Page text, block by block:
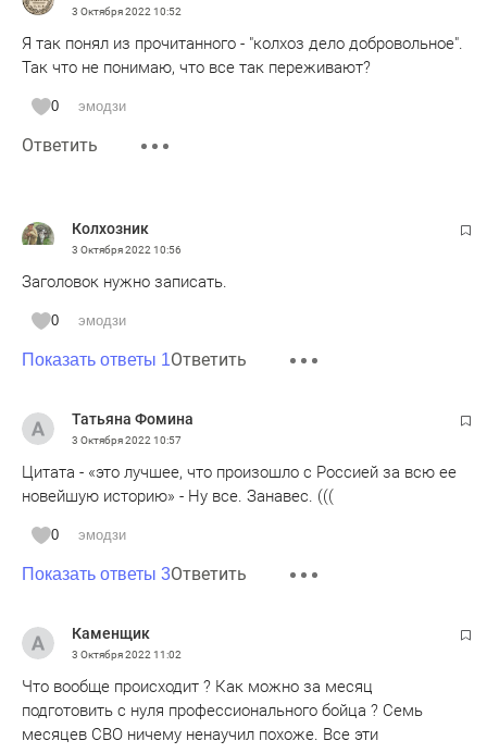
3 Октября 2022 10:52
Я так понял из прочитанного - "колхоз дело добровольное".
Так что не понимаю, что все так переживают?
0 эмодзи
Ответить
Колхозник
3 Октября 2022 10:56
Заголовок нужно записать.
0 эмодзи
Показать ответы 1Ответить
Татьяна Фомина
3 Октября 2022 10:57
Цитата - «это лучшее, что произошло с Россией за всю ее
новейшую историю» - Ну все. Занавес. (((
0 эмодзи
Показать ответы 3Ответить
Каменщик
3 Октября 2022 11:02
Что вообще происходит ? Как можно за месяц
подготовить с нуля профессионального бойца ? Семь
месяцев СВО ничему ненаучил похоже. Все эти